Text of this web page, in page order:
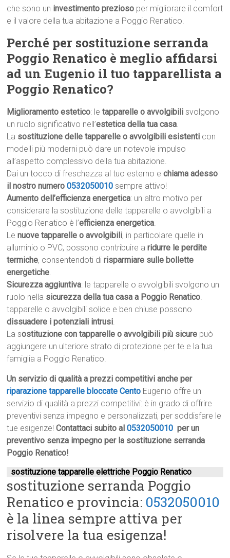
che sono un investimento prezioso per migliorare il comfort
e il valore della tua abitazione a Poggio Renatico.
Perché per sostituzione serranda
Poggio Renatico è meglio affidarsi
ad un Eugenio il tuo tapparellista a
Poggio Renatico?
Miglioramento estetico: letapparelle o avvolgibili svolgono
un ruolo significativo nell’estetica della tua casa.
La sostituzione delle tapparelle o avvolgibili esistenti con
modelli più moderni può dare un notevole impulso
all’aspetto complessivo della tua abitazione.
Dai un tocco di freschezza al tuo esterno echiama adesso
il nostro numero0532050010 sempre attivo!
Aumento dell’efficienza energetica: un altro motivo per
considerare la sostituzione delle tapparelle o avvolgibili a
Poggio Renatico è l’efficienza energetica.
Lenuove tapparelle o avvolgibili, in particolare quelle in
alluminio o PVC, possono contribuire aridurre le perdite
termiche, consentendoti dirisparmiare sulle bollette
energetiche.
Sicurezza aggiuntiva: le tapparelle o avvolgibili svolgono un
ruolo nella sicurezza della tua casa a Poggio Renatico.
tapparelle o avvolgibili solide e ben chiuse possono
dissuadere i potenziali intrusi.
La sostituzione con tapparelle o avvolgibili più sicure può
aggiungere un ulteriore strato di protezione per te e la tua
famiglia a Poggio Renatico.
Un servizio di qualità a prezzi competitivi anche per
riparazione tapparelle bloccate Cento Eugenio offre un
servizio di qualità a prezzi competitivi: è in grado di offrire
preventivi senza impegno e personalizzati, per soddisfare le
tue esigenze!Contattaci subito al0532050010 per un
preventivo senza impegno per la sostituzione serranda
Poggio Renatico!
sostituzione tapparelle elettriche Poggio Renatico
sostituzione serranda Poggio
Renatico e provincia: 0532050010
è la linea sempre attiva per
risolvere la tua esigenza!